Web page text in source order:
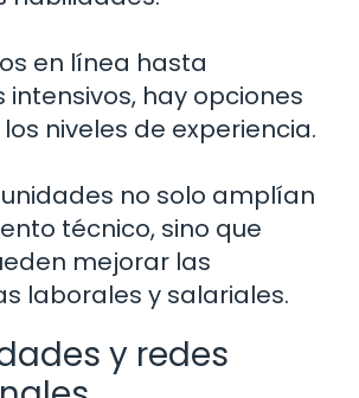
en línea hasta
hay opciones
niveles de experiencia.
no solo amplían
técnico, sino que
mejorar las
laborales y salariales.
y redes